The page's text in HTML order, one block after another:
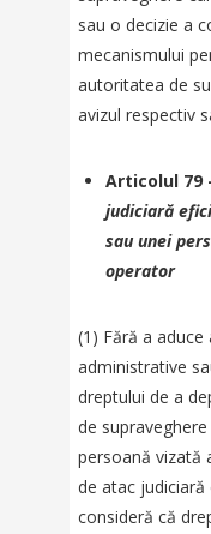
sau o decizie a
mecanismului
autoritatea de
avizul respectiv
Articolul 79
judiciară
sau unei
operator
(1) Fără a
administrative
dreptului de a
de
persoană vizată
de atac judiciară
consideră că